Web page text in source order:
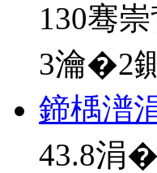
130骞
3瀹�2
鍗楀潽
43.8涓�